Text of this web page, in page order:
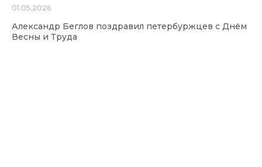
01.05.2026
Александр Беглов поздравил петербуржцев с Днём
Весны и Труда